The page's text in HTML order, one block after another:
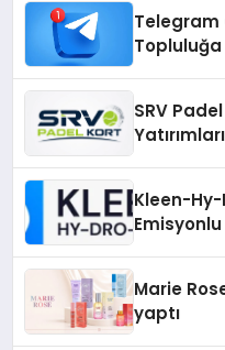
Telegram
Topluluğa
SRV
Kleen-Hy-
Marie
yaptı